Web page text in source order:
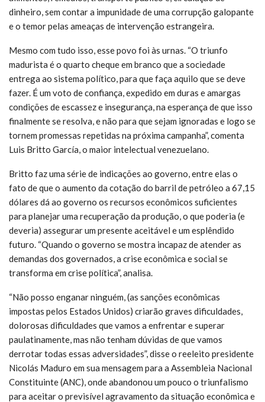
dinheiro, sem contar a impunidade de uma corrupção galopante
e o temor pelas ameaças de intervenção estrangeira.
Mesmo com tudo isso, esse povo foi às urnas. “O triunfo
madurista é o quarto cheque em branco que a sociedade
entrega ao sistema político, para que faça aquilo que se deve
fazer. É um voto de confiança, expedido em duras e amargas
condições de escassez e insegurança, na esperança de que isso
finalmente se resolva, e não para que sejam ignoradas e logo se
tornem promessas repetidas na próxima campanha”, comenta
Luis Britto García, o maior intelectual venezuelano.
Britto faz uma série de indicações ao governo, entre elas o
fato de que o aumento da cotação do barril de petróleo a 67,15
dólares dá ao governo os recursos econômicos suficientes
para planejar uma recuperação da produção, o que poderia (e
deveria) assegurar um presente aceitável e um esplêndido
futuro. “Quando o governo se mostra incapaz de atender as
demandas dos governados, a crise econômica e social se
transforma em crise política”, analisa.
“Não posso enganar ninguém, (as sanções econômicas
impostas pelos Estados Unidos) criarão graves dificuldades,
dolorosas dificuldades que vamos a enfrentar e superar
paulatinamente, mas não tenham dúvidas de que vamos
derrotar todas essas adversidades”, disse o reeleito presidente
Nicolás Maduro em sua mensagem para a Assembleia Nacional
Constituinte (ANC), onde abandonou um pouco o triunfalismo
para aceitar o previsível agravamento da situação econômica e